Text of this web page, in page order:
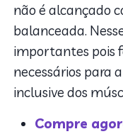
não é alcançado
balanceada.
importantes pois
necessários para
inclusive dos
Compre